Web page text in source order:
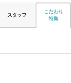
スタッフ
こだわり
特集